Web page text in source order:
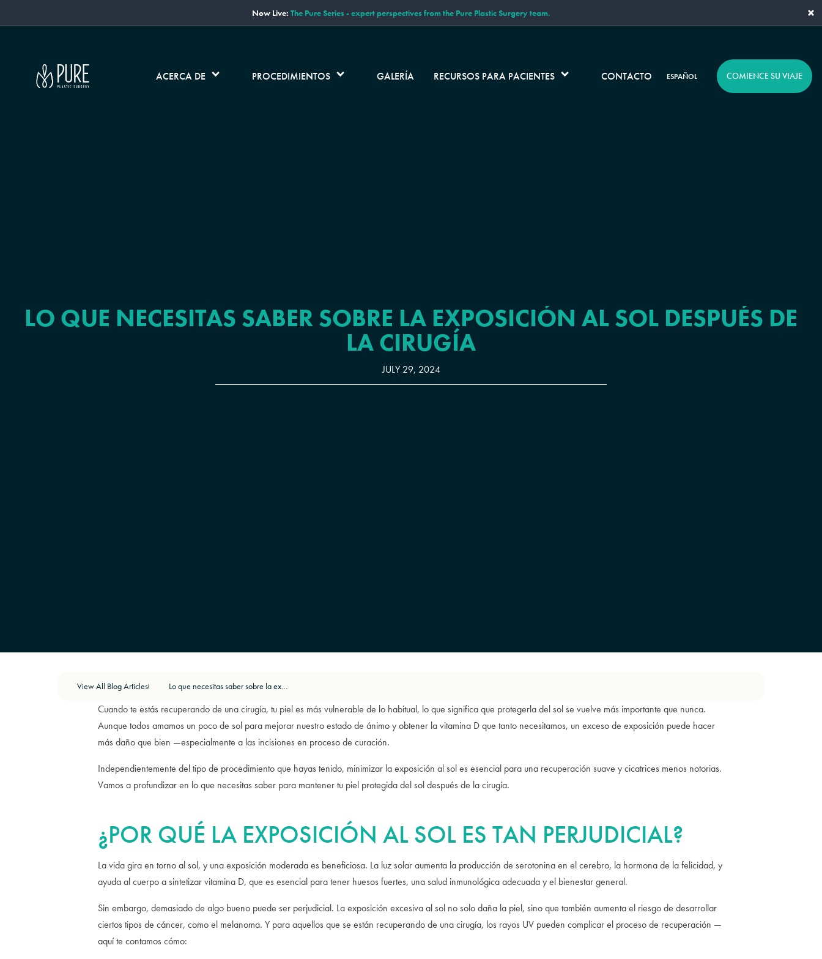
Now Live: The Pure Series - expert perspectives from the Pure Plastic Surgery team. ×
ACERCA DE PROCEDIMIENTOS GALERÍA RECURSOS PARA PACIENTES CONTACTO ESPAÑOL COMIENCE SU VIAJE
LO QUE NECESITAS SABER SOBRE LA EXPOSICIÓN AL SOL DESPUÉS DE
LA CIRUGÍA
JULY 29, 2024
View All Blog Articles Lo que necesitas saber sobre la exposición al sol después de la cirugía
Cuando te estás recuperando de una cirugía, tu piel es más vulnerable de lo habitual, lo que significa que protegerla del sol se vuelve más importante que nunca.
Aunque todos amamos un poco de sol para mejorar nuestro estado de ánimo y obtener la vitamina D que tanto necesitamos, un exceso de exposición puede hacer
más daño que bien —especialmente a las incisiones en proceso de curación.
Independientemente del tipo de procedimiento que hayas tenido, minimizar la exposición al sol es esencial para una recuperación suave y cicatrices menos notorias.
Vamos a profundizar en lo que necesitas saber para mantener tu piel protegida del sol después de la cirugía.
¿POR QUÉ LA EXPOSICIÓN AL SOL ES TAN PERJUDICIAL?
La vida gira en torno al sol, y una exposición moderada es beneficiosa. La luz solar aumenta la producción de serotonina en el cerebro, la hormona de la felicidad, y
ayuda al cuerpo a sintetizar vitamina D, que es esencial para tener huesos fuertes, una salud inmunológica adecuada y el bienestar general.
Sin embargo, demasiado de algo bueno puede ser perjudicial. La exposición excesiva al sol no solo daña la piel, sino que también aumenta el riesgo de desarrollar
ciertos tipos de cáncer, como el melanoma. Y para aquellos que se están recuperando de una cirugía, los rayos UV pueden complicar el proceso de recuperación —
aquí te contamos cómo: